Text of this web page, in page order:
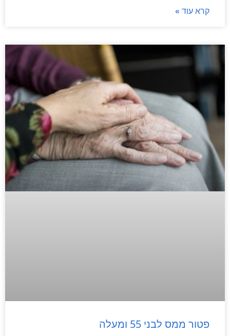
קרא עוד »
פטור ממס לבני 55 ומעלה